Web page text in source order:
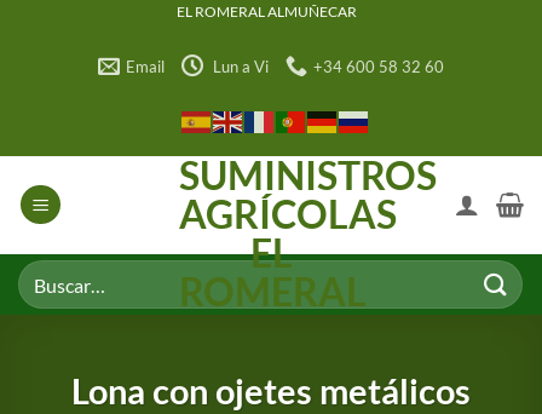
EL ROMERAL ALMUÑECAR
Email Lun a Vi +34 600 58 32 60
SUMINISTROS
AGRÍCOLAS
EL
ROMERAL
Buscar
por:
Lona con ojetes metálicos